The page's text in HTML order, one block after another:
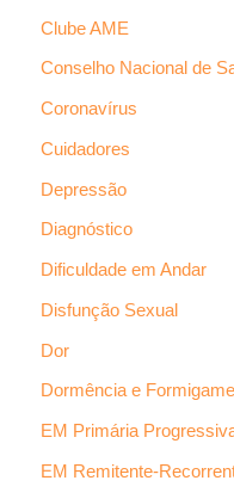
Clube AME
Conselho Nacional de
Coronavírus
Cuidadores
Depressão
Diagnóstico
Dificuldade em Andar
Disfunção Sexual
Dor
Dormência e
EM Primária
EM Remitente-